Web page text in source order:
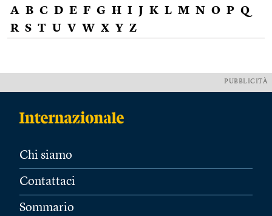
A B C D E F G H I J K L M N O P Q
R S T U V W X Y Z
PUBBLICITÀ
Chi siamo
Contattaci
Sommario